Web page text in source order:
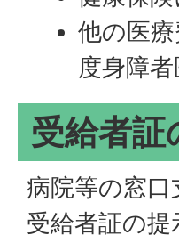
他の医
度身障
受給者証
病院等の窓
受給者証の提